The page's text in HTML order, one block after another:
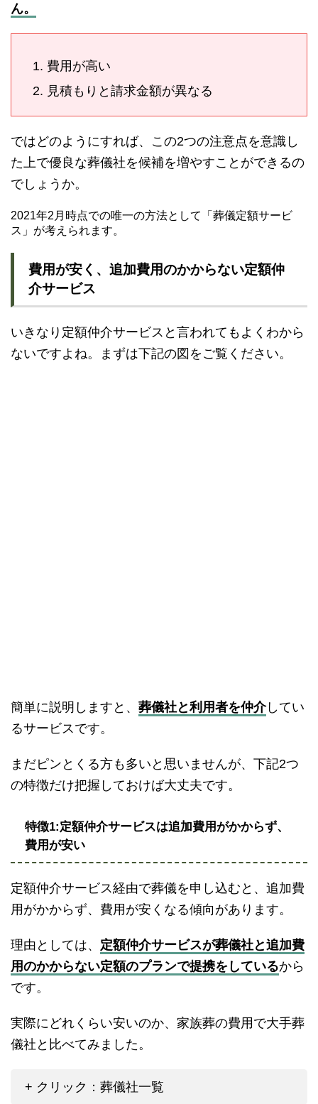
ん。
費用が高い
見積もりと請求金額が異なる
ではどのようにすれば、この2つの注意点を意識し
た上で優良な葬儀社を候補を増やすことができるの
でしょうか。
2021年2月時点での唯一の方法として「葬儀定額サービ
ス」が考えられます。
費用が安く、追加費用のかからない定額仲
介サービス
いきなり定額仲介サービスと言われてもよくわから
ないですよね。まずは下記の図をご覧ください。
簡単に説明しますと、 葬儀社と利用者を仲介してい
るサービスです。
まだピンとくる方も多いと思いませんが、下記2つ
の特徴だけ把握しておけば大丈夫です。
特徴1:定額仲介サービスは追加費用がかからず、
費用が安い
定額仲介サービス経由で葬儀を申し込むと、追加費
用がかからず、費用が安くなる傾向があります。
理由としては、 定額仲介サービスが葬儀社と追加費
用のかからない定額のプランで提携をしているから
です。
実際にどれくらい安いのか、家族葬の費用で大手葬
儀社と比べてみました。
+ クリック：葬儀社一覧